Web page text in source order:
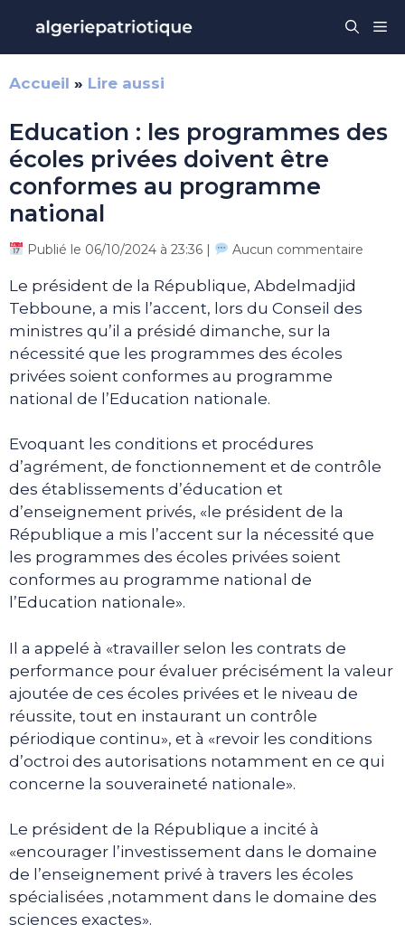
contenu
Accueil » Lire aussi
Education : les programmes des
écoles privées doivent être
conformes au programme
national
Publié le 06/10/2024 à 23:36 | Aucun commentaire
Le président de la République, Abdelmadjid
Tebboune, a mis l’accent, lors du Conseil des
ministres qu’il a présidé dimanche, sur la
nécessité que les programmes des écoles
privées soient conformes au programme
national de l’Education nationale.
Evoquant les conditions et procédures
d’agrément, de fonctionnement et de contrôle
des établissements d’éducation et
d’enseignement privés, «le président de la
République a mis l’accent sur la nécessité que
les programmes des écoles privées soient
conformes au programme national de
l’Education nationale».
Il a appelé à «travailler selon les contrats de
performance pour évaluer précisément la valeur
ajoutée de ces écoles privées et le niveau de
réussite, tout en instaurant un contrôle
périodique continu», et à «revoir les conditions
d’octroi des autorisations notamment en ce qui
concerne la souveraineté nationale».
Le président de la République a incité à
«encourager l’investissement dans le domaine
de l’enseignement privé à travers les écoles
spécialisées ,notamment dans le domaine des
sciences exactes».